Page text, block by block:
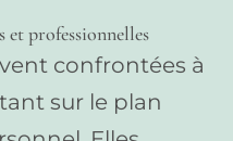
et professionnelles
confrontées à
sur le plan